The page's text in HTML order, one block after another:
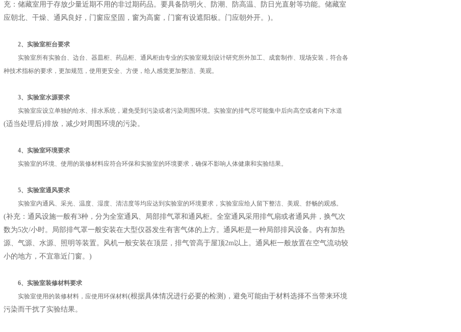
充：储藏室用于存放少量近期不用的非过期药品。要具备防明火、防潮、防高温、防日光直射等功能。储藏室
应朝北、干燥、通风良好，门窗应坚固，窗为高窗，门窗有设遮阳板。门应朝外开。)。
2、实验室柜台要求
实验室所有实验台、边台、器皿柜、药品柜、通风柜由专业的实验室规划设计研究所外加工、成套制作、现场安装，符合各
种技术指标的要求，更加规范，使用更安全、方便，给人感觉更加整洁、美观。
3、实验室水源要求
实验室应设立单独的给水、排水系统，避免受到污染或者污染周围环境。实验室的排气尽可能集中后向高空或者向下水道
(适当处理后)排放，减少对周围环境的污染。
4、实验室环境要求
实验室的环境、使用的装修材料应符合环保和实验室的环境要求，确保不影响人体健康和实验结果。
5、实验室通风要求
实验室内通风、采光、温度、湿度、清洁度等均应达到实验室的环境要求，实验室应给人留下整洁、美观、舒畅的观感。
(补充：通风设施一般有3种，分为全室通风、局部排气罩和通风柜。全室通风采用排气扇或者通风井，换气次
数为5次/小时。局部排气罩一般安装在大型仪器发生有害气体的上方。通风柜是一种局部排风设备。内有加热
源、气源、水源、照明等装置。风机一般安装在顶层，排气管高于屋顶2m以上。通风柜一般放置在空气流动较
小的地方，不宜靠近门窗。)
6、实验室装修材料要求
实验室使用的装修材料，应使用环保材料(根据具体情况进行必要的检测)，避免可能由于材料选择不当带来环境
污染而干扰了实验结果。